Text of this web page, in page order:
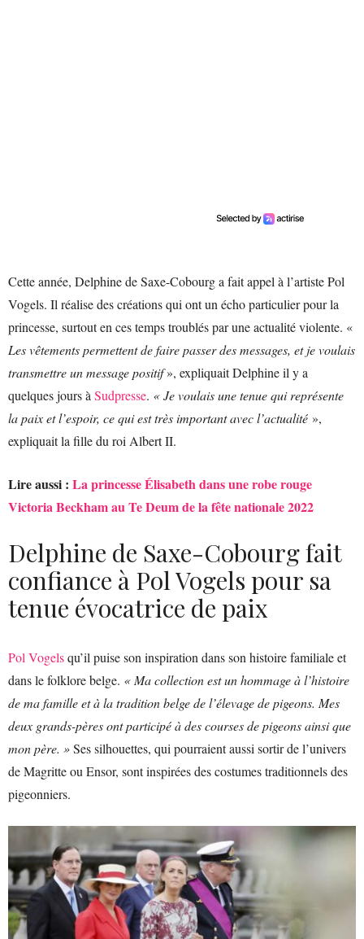
Cette année, Delphine de Saxe-Cobourg a fait appel à l’artiste Pol
Vogels. Il réalise des créations qui ont un écho particulier pour la
princesse, surtout en ces temps troublés par une actualité violente. «
Les vêtements permettent de faire passer des messages, et je voulais
transmettre un message positif», expliquait Delphine il y a
quelques jours à Sudpresse. « Je voulais une tenue qui représente
la paix et l’espoir, ce qui est très important avec l’actualité »,
expliquait la fille du roi Albert II.
Lire aussi : La princesse Élisabeth dans une robe rouge
Victoria Beckham au Te Deum de la fête nationale 2022
Delphine de Saxe-Cobourg fait
confiance à Pol Vogels pour sa
tenue évocatrice de paix
Pol Vogelsqu’il puise son inspiration dans son histoire familiale et
dans le folklore belge. « Ma collection est un hommage à l’histoire
de ma famille et à la tradition belge de l’élevage de pigeons. Mes
deux grands-pères ont participé à des courses de pigeons ainsi que
mon père. »Ses silhouettes, qui pourraient aussi sortir de l’univers
de Magritte ou Ensor, sont inspirées des costumes traditionnels des
pigeonniers.